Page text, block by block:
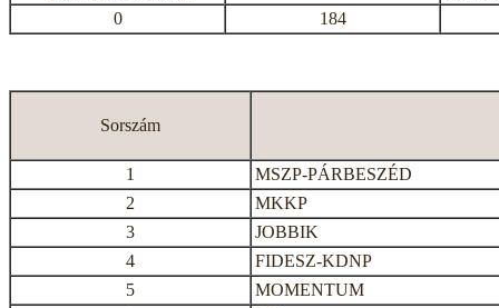
0
184
Sorszám
1
MSZP-PÁRBESZÉD
2
MKKP
3
JOBBIK
4
FIDESZ-KDNP
5
MOMENTUM